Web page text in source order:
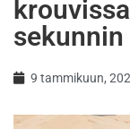
9 tammikuun,